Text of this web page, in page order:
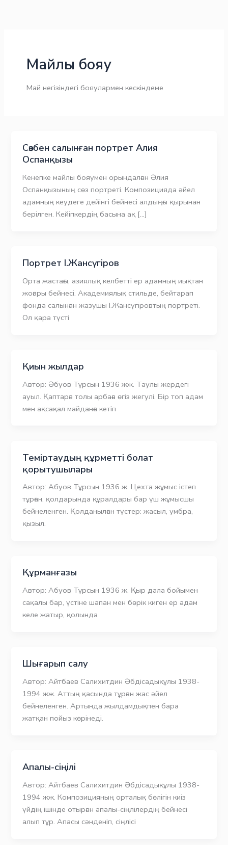
Майлы бояу
Май негізіндегі бояулармен кескіндеме
Сөзбен салынған портрет Алия
Оспанқызы
Кенепке майлы бояумен орындалған Әлия
Оспанқызының сөз портреті. Композицияда әйел
адамның кеудеге дейінгі бейнесі алдыңғы қырынан
берілген. Кейіпкердің басына ақ […]
Портрет І.Жансүгіров
Орта жастағы, азиялық келбетті ер адамның иықтан
жоғары бейнесі. Академиялық стильде, бейтарап
фонда салынған жазушы І.Жансүгіровтың портреті.
Ол қара түсті
Қиын жылдар
Автор: Әбуов Тұрсын 1936 жж. Таулы жердегі
ауыл. Қаптарға толы арбаға өгіз жегулі. Бір топ адам
мен ақсақал майданға кетіп
Теміртаудың құрметті болат
қорытушылары
Автор: Абуов Тұрсын 1936 ж. Цехта жұмыс істеп
тұрған, қолдарында құралдары бар үш жұмысшы
бейнеленген. Қолданылған түстер: жасыл, умбра,
қызыл.
Құрманғазы
Автор: Абуов Тұрсын 1936 ж. Қыр дала бойымен
сақалы бар, үстіне шапан мен бөрік киген ер адам
келе жатыр, қолында
Шығарып салу
Автор: Айтбаев Салихитдин Әбдісадықұлы 1938-
1994 жж. Аттың қасында тұрған жас әйел
бейнеленген. Артында жылдамдықпен бара
жатқан пойыз көрінеді.
Апалы-сіңілі
Автор: Айтбаев Салихитдин Әбдісадықұлы 1938-
1994 жж. Композицияның орталық бөлігін киіз
үйдің ішінде отырған апалы-сіңлілердің бейнесі
алып тұр. Апасы сәнденіп, сіңлісі